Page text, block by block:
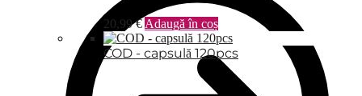
20,99€ Adaugă în coș
COD - capsulă 120pcs